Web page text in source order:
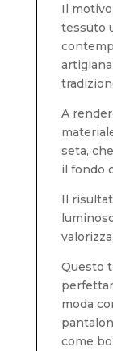
Il
tessuto
A
seta,
il fondo
Il
Questo
moda
come